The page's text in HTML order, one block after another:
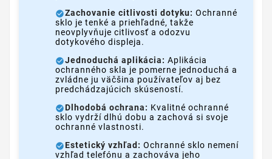
Zachovanie citlivosti dotyku: Ochranné
sklo je tenké a priehľadné, takže
neovplyvňuje citlivosť a odozvu
dotykového displeja.
Jednoduchá aplikácia: Aplikácia
ochranného skla je pomerne jednoduchá a
zvládne ju väčšina používateľov aj bez
predchádzajúcich skúseností.
Dlhodobá ochrana: Kvalitné ochranné
sklo vydrží dlhú dobu a zachová si svoje
ochranné vlastnosti.
Estetický vzhľad: Ochranné sklo nemení
vzhľad telefónu a zachováva jeho